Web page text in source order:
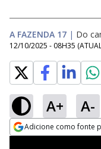
A FAZENDA 17 | Do
12/10/2025 - 08H35
A+ A-
Adicione como fonte